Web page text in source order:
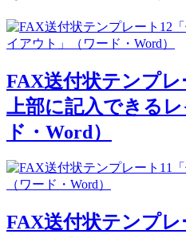
FAX送付状テンプ
上部に記入できる
ド・Word）
FAX送付状テンプ